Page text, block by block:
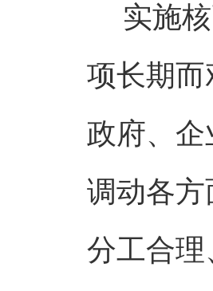
实施核
项长期
政府、
调动各
分工合